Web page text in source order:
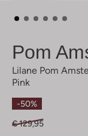
Pom
Lilane Pom
Pink
-50%
€ 129,95